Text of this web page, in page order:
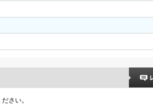
さい。